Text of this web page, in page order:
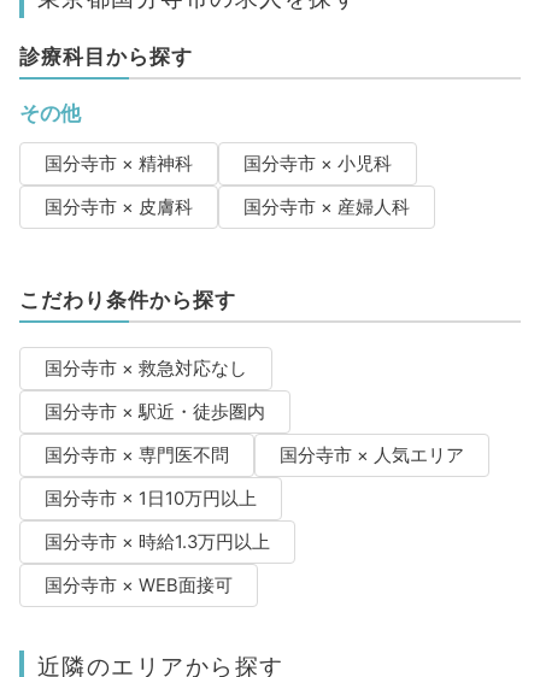
診療科目から探す
その他
国分寺市 × 精神科
国分寺市 × 小児科
国分寺市 × 皮膚科
国分寺市 × 産婦人科
こだわり条件から探す
国分寺市 × 救急対応なし
国分寺市 × 駅近・徒歩圏内
国分寺市 × 専門医不問
国分寺市 × 人気エリア
国分寺市 × 1日10万円以上
国分寺市 × 時給1.3万円以上
国分寺市 × WEB面接可
近隣のエリアから探す